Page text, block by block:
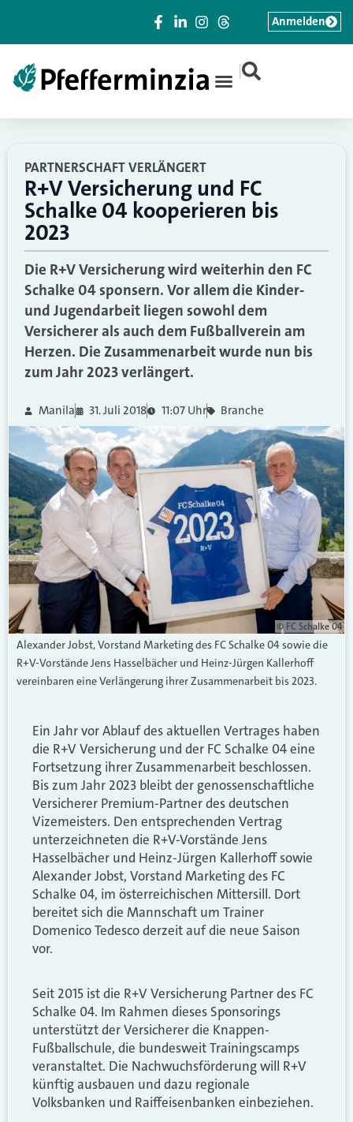
|
Anmelden
PARTNERSCHAFT VERLÄNGERT
R+V Versicherung und FC
Schalke 04 kooperieren bis
2023
Die R+V Versicherung wird weiterhin den FC
Schalke 04 sponsern. Vor allem die Kinder-
und Jugendarbeit liegen sowohl dem
Versicherer als auch dem Fußballverein am
Herzen. Die Zusammenarbeit wurde nun bis
zum Jahr 2023 verlängert.
Manila 31. Juli 2018 11:07 Uhr Branche
© FC Schalke 04
Alexander Jobst, Vorstand Marketing des FC Schalke 04 sowie die
R+V-Vorstände Jens Hasselbächer und Heinz-Jürgen Kallerhoff
vereinbaren eine Verlängerung ihrer Zusammenarbeit bis 2023.
Ein Jahr vor Ablauf des aktuellen Vertrages haben
die R+V Versicherung und der FC Schalke 04 eine
Fortsetzung ihrer Zusammenarbeit beschlossen.
Bis zum Jahr 2023 bleibt der genossenschaftliche
Versicherer Premium-Partner des deutschen
Vizemeisters. Den entsprechenden Vertrag
unterzeichneten die R+V-Vorstände Jens
Hasselbächer und Heinz-Jürgen Kallerhoff sowie
Alexander Jobst, Vorstand Marketing des FC
Schalke 04, im österreichischen Mittersill. Dort
bereitet sich die Mannschaft um Trainer
Domenico Tedesco derzeit auf die neue Saison
vor.
Seit 2015 ist die R+V Versicherung Partner des FC
Schalke 04. Im Rahmen dieses Sponsorings
unterstützt der Versicherer die Knappen-
Fußballschule, die bundesweit Trainingscamps
veranstaltet. Die Nachwuchsförderung will R+V
künftig ausbauen und dazu regionale
Volksbanken und Raiffeisenbanken einbeziehen.